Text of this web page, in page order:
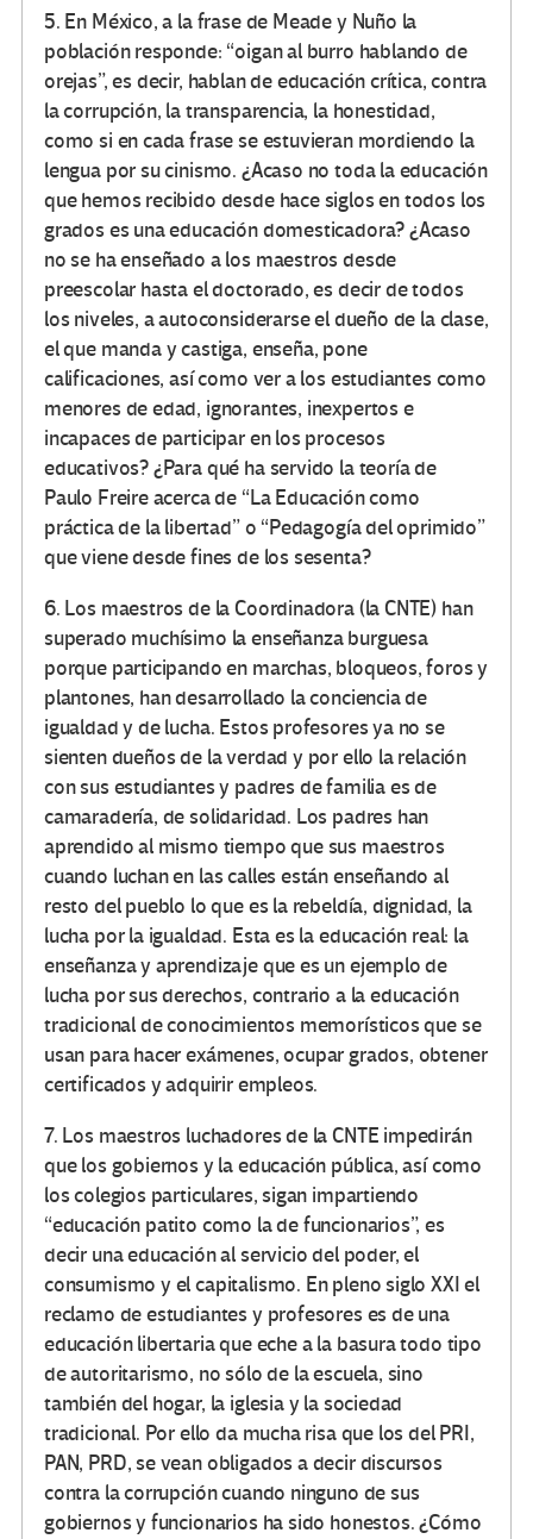
5. En México, a la frase de Meade y Nuño la
población responde: “oigan al burro hablando de
orejas”, es decir, hablan de educación crítica, contra
la corrupción, la transparencia, la honestidad,
como si en cada frase se estuvieran mordiendo la
lengua por su cinismo. ¿Acaso no toda la educación
que hemos recibido desde hace siglos en todos los
grados es una educación domesticadora? ¿Acaso
no se ha enseñado a los maestros desde
preescolar hasta el doctorado, es decir de todos
los niveles, a autoconsiderarse el dueño de la clase,
el que manda y castiga, enseña, pone
calificaciones, así como ver a los estudiantes como
menores de edad, ignorantes, inexpertos e
incapaces de participar en los procesos
educativos? ¿Para qué ha servido la teoría de
Paulo Freire acerca de “La Educación como
práctica de la libertad” o “Pedagogía del oprimido”
que viene desde fines de los sesenta?
6. Los maestros de la Coordinadora (la CNTE) han
superado muchísimo la enseñanza burguesa
porque participando en marchas, bloqueos, foros y
plantones, han desarrollado la conciencia de
igualdad y de lucha. Estos profesores ya no se
sienten dueños de la verdad y por ello la relación
con sus estudiantes y padres de familia es de
camaradería, de solidaridad. Los padres han
aprendido al mismo tiempo que sus maestros
cuando luchan en las calles están enseñando al
resto del pueblo lo que es la rebeldía, dignidad, la
lucha por la igualdad. Esta es la educación real: la
enseñanza y aprendizaje que es un ejemplo de
lucha por sus derechos, contrario a la educación
tradicional de conocimientos memorísticos que se
usan para hacer exámenes, ocupar grados, obtener
certificados y adquirir empleos.
7. Los maestros luchadores de la CNTE impedirán
que los gobiernos y la educación pública, así como
los colegios particulares, sigan impartiendo
“educación patito como la de funcionarios”, es
decir una educación al servicio del poder, el
consumismo y el capitalismo. En pleno siglo XXI el
reclamo de estudiantes y profesores es de una
educación libertaria que eche a la basura todo tipo
de autoritarismo, no sólo de la escuela, sino
también del hogar, la iglesia y la sociedad
tradicional. Por ello da mucha risa que los del PRI,
PAN, PRD, se vean obligados a decir discursos
contra la corrupción cuando ninguno de sus
gobiernos y funcionarios ha sido honestos. ¿Cómo